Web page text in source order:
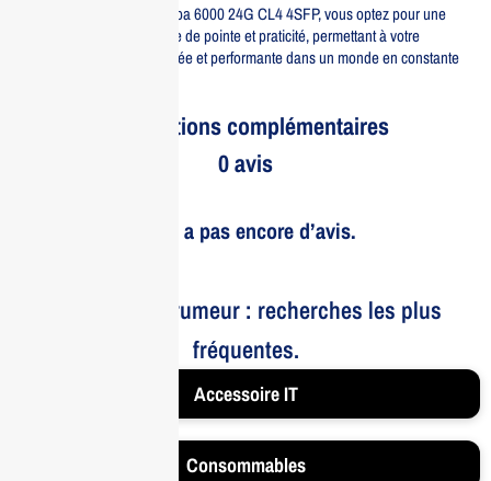
En choisissant le switch Aruba 6000 24G CL4 4SFP, vous optez pour une
solution qui allie technologie de pointe et praticité, permettant à votre
entreprise de rester connectée et performante dans un monde en constante
Informations complémentaires
0 avis
Il n’y a pas encore d’avis.
Le bruit et la rumeur : recherches les plus
fréquentes.
Accessoire IT
Consommables